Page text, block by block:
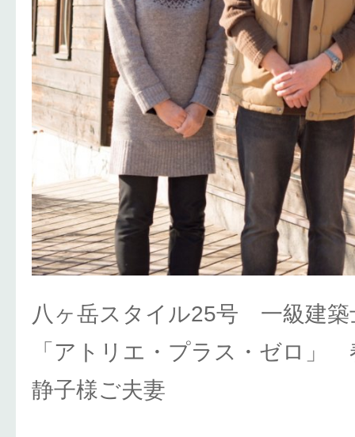
八ヶ岳スタイル25号 一級建築
「アトリエ・プラス・ゼロ」
静子様ご夫妻